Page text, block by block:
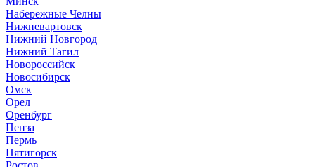
Набережные Челны
Нижневартовск
Нижний Новгород
Нижний Тагил
Новороссийск
Новосибирск
Омск
Орел
Оренбург
Пенза
Пермь
Пятигорск